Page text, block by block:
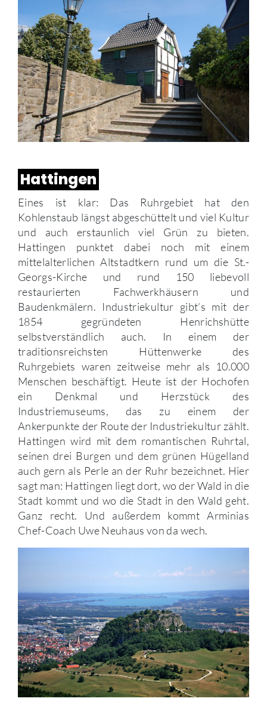
Hattingen
Eines ist klar: Das Ruhrgebiet hat den
Kohlenstaub längst abgeschüttelt und viel Kultur
und auch erstaunlich viel Grün zu bieten.
Hattingen punktet dabei noch mit einem
mittelalterlichen Altstadtkern rund um die St.-
Georgs-Kirche und rund 150 liebevoll
restaurierten Fachwerkhäusern und
Baudenkmälern. Industriekultur gibt’s mit der
1854 gegründeten Henrichshütte
selbstverständlich auch. In einem der
traditionsreichsten Hüttenwerke des
Ruhrgebiets waren zeitweise mehr als 10.000
Menschen beschäftigt. Heute ist der Hochofen
ein Denkmal und Herzstück des
Industriemuseums, das zu einem der
Ankerpunkte der Route der Industriekultur zählt.
Hattingen wird mit dem romantischen Ruhrtal,
seinen drei Burgen und dem grünen Hügelland
auch gern als Perle an der Ruhr bezeichnet. Hier
sagt man: Hattingen liegt dort, wo der Wald in die
Stadt kommt und wo die Stadt in den Wald geht.
Ganz recht. Und außerdem kommt Arminias
Chef-Coach Uwe Neuhaus von da wech.